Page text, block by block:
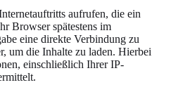
aufrufen, die ein
Browser spätestens im
eine direkte Verbindung zu
um die Inhalte zu laden. Hierbei
einschließlich Ihrer IP-